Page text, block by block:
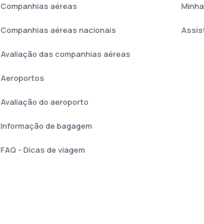
Companhias aéreas
Companhias aéreas nacionais
Avaliação das companhias aéreas
Aeroportos
Avaliação do aeroporto
Informação de bagagem
FAQ - Dicas de viagem